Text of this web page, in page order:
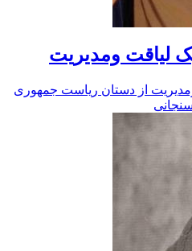
لیاقت ومدیریت
از دستان ریاست جمهوری